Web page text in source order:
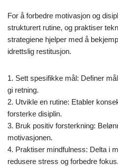
For å forbedre motivasjon og
strukturert rutine, og praktiser
strategiene hjelper med å
idrettslig restitusjon.
1. Sett spesifikke mål: Definer
gi retning.
2. Utvikle en rutine: Etabler
forsterke disiplin.
3. Bruk positiv forsterkning:
motivasjonen.
4. Praktiser mindfulness: Delta i
redusere stress og forbedre fokus.